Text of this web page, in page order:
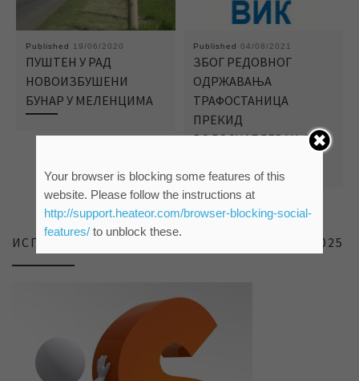
Published 19/06/2020
ПУШТЕН У РАД
НОВОИЗБУШЕНИ
БУНАР У МЕЛЕНЦИМА
Published 04/08/2021
ЗБОГ РЕДОВНОГ
ОДРЖАВАЊА
ТРАФОСТАНИЦА
ПРЕКИД
ВОДОСНАБДЕВАЊА У
ИСПИТИВАЊЕ ЗАДОВОЉСТВА КОРИСНИКА 2025
Your browser is blocking some features of this
website. Please follow the instructions at
http://support.heateor.com/browser-blocking-social-
features/to unblock these.